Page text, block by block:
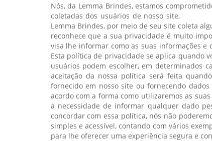
Nós, da Lemma Brindes, estamos
coletadas dos usuários de nosso site,
Lemma Brindes, por meio de seu site coleta
reconhece que a sua privacidade é muito
visa lhe informar como as suas informações e
Esta política de privacidade se aplica quando
usuários podem escolher, em determinados
aceitação da nossa política será feita
fornecido em nosso site ou fornecendo
acordo com a forma como utilizaremos as
a necessidade de informar qualquer dado
concordar com essa política, nós não
simples e acessível, contando com vários
para lhe oferecer uma experiência segura e